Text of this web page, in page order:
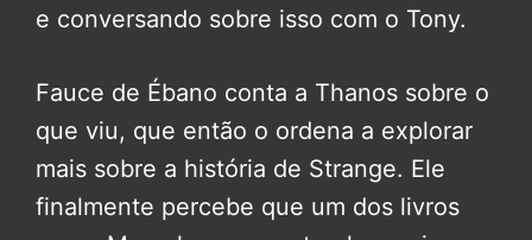
e conversando sobre isso com o Tony.
Fauce de Ébano conta a Thanos sobre o
que viu, que então o ordena a explorar
mais sobre a história de Strange. Ele
finalmente percebe que um dos livros